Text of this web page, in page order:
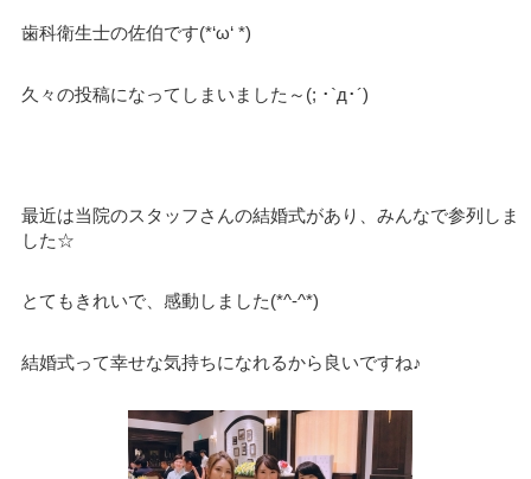
歯科衛生士の佐伯です(*‘ω‘ *)
久々の投稿になってしまいました～(; ･`д･´)
最近は当院のスタッフさんの結婚式があり、みんなで参列しま
した☆
とてもきれいで、感動しました(*^-^*)
結婚式って幸せな気持ちになれるから良いですね♪